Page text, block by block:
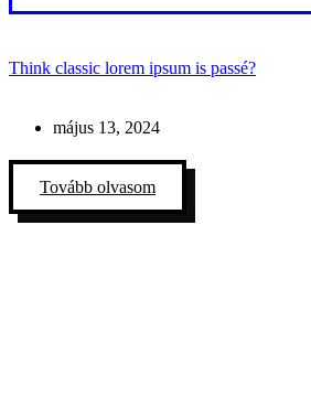
Think classic lorem ipsum is passé?
május 13, 2024
Tovább olvasom